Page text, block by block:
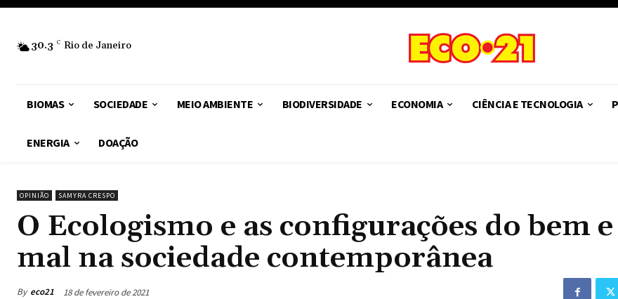
30.3 C Rio de Janeiro
BIOMAS SOCIEDADE MEIO AMBIENTE BIODIVERSIDADE ECONOMIA CIÊNCIA E TECNOLOGIA
ENERGIA DOAÇÃO
OPINIÃO SAMYRA CRESPO
O Ecologismo e as configurações do bem
mal na sociedade contemporânea
By eco21 18 de fevereiro de 2021